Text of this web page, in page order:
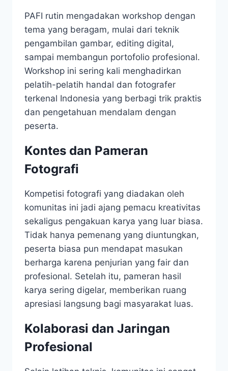
PAFI rutin mengadakan workshop dengan
tema yang beragam, mulai dari teknik
pengambilan gambar, editing digital,
sampai membangun portofolio profesional.
Workshop ini sering kali menghadirkan
pelatih-pelatih handal dan fotografer
terkenal Indonesia yang berbagi trik praktis
dan pengetahuan mendalam dengan
peserta.
Kontes dan Pameran
Fotografi
Kompetisi fotografi yang diadakan oleh
komunitas ini jadi ajang pemacu kreativitas
sekaligus pengakuan karya yang luar biasa.
Tidak hanya pemenang yang diuntungkan,
peserta biasa pun mendapat masukan
berharga karena penjurian yang fair dan
profesional. Setelah itu, pameran hasil
karya sering digelar, memberikan ruang
apresiasi langsung bagi masyarakat luas.
Kolaborasi dan Jaringan
Profesional